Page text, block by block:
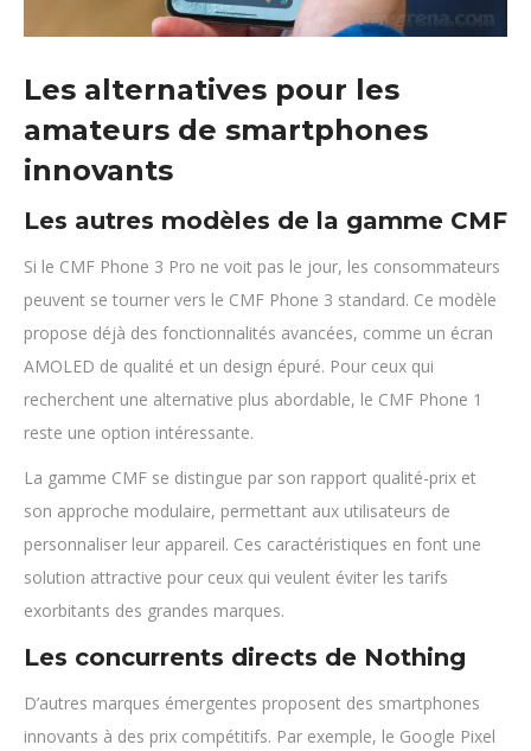
Les alternatives pour les
amateurs de smartphones
innovants
Les autres modèles de la gamme CMF
Si le CMF Phone 3 Pro ne voit pas le jour, les consommateurs
peuvent se tourner vers le CMF Phone 3 standard. Ce modèle
propose déjà des fonctionnalités avancées, comme un écran
AMOLED de qualité et un design épuré. Pour ceux qui
recherchent une alternative plus abordable, le CMF Phone 1
reste une option intéressante.
La gamme CMF se distingue par son rapport qualité-prix et
son approche modulaire, permettant aux utilisateurs de
personnaliser leur appareil. Ces caractéristiques en font une
solution attractive pour ceux qui veulent éviter les tarifs
exorbitants des grandes marques.
Les concurrents directs de Nothing
D’autres marques émergentes proposent des smartphones
innovants à des prix compétitifs. Par exemple, le Google Pixel